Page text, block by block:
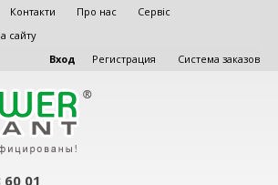
Контакти Про нас
Сервіс
сайту
Вход
Регистрация Система заказов
01